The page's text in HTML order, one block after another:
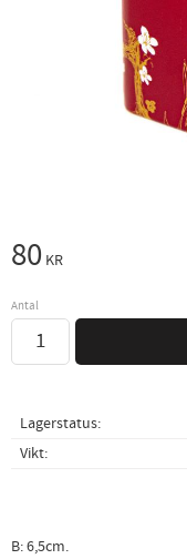
80 KR
Antal
Lagerstatus
Vikt
B: 6,5cm.